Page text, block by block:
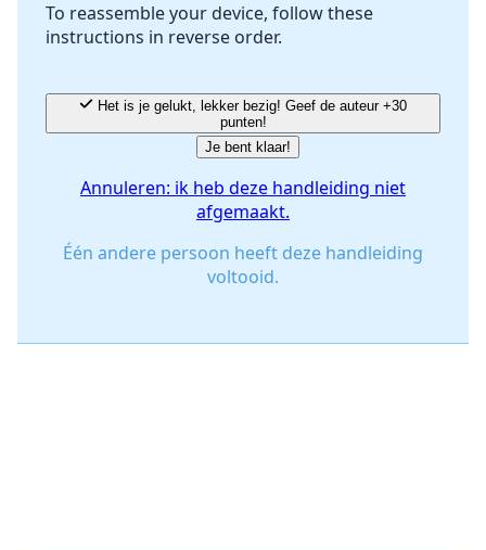
Annuleren
To reassemble your device, follow these
instructions in reverse order.
punten!
Je bent klaar!
Annuleren: ik heb deze handleiding niet
afgemaakt.
Één andere persoon heeft deze handleiding
voltooid.